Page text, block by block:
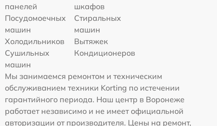
панелей
шкафов
Посудомоечных
машин
Стиральных
машин
Холодильников
Вытяжек
Сушильных
машин
Кондиционеров
Мы занимаемся ремонтом и техническим
обслуживанием техники Korting по истечении
гарантийного периода. Наш центр в Воронеже
работает независимо и не имеет официальной
авторизации от производителя. Цены на ремонт,